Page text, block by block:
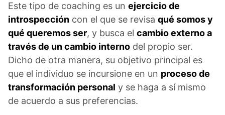
Este tipo de coaching es un ejercicio de
introspección con el que se revisa qué somos y
qué queremos ser, y busca el cambio externo a
través de un cambio interno del propio ser.
Dicho de otra manera, su objetivo principal es
que el individuo se incursione en un proceso de
transformación personal y se haga a sí mismo
de acuerdo a sus preferencias.